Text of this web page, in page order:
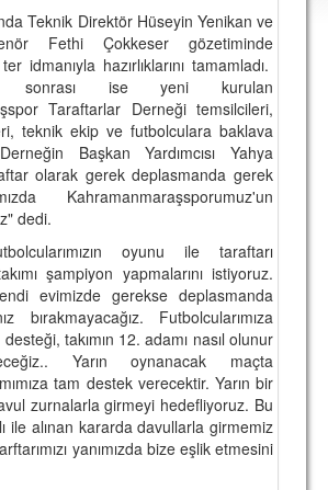
& VİDEOLAR
Teknik Direktör Hüseyin Yenikan ve
Fethi Çokkeser gözetiminde
idmanıyla hazırlıklarını tamamladı.
sonrası ise yeni kurulan
Taraftarlar Derneği temsilcileri,
teknik ekip ve futbolculara baklava
Başkan Yardımcısı Yahya
olarak gerek deplasmanda gerek
Kahramanmaraşsporumuz'un
dedi.
oyunu ile taraftarı
şampiyon yapmalarını istiyoruz.
evimizde gerekse deplasmanda
bırakmayacağız. Futbolcularımıza
takımın 12. adamı nasıl olunur
Yarın oynanacak maçta
tam destek verecektir. Yarın bir
zurnalarla girmeyi hedefliyoruz. Bu
ile alınan kararda davullarla girmemiz
yanımızda bize eşlik etmesini